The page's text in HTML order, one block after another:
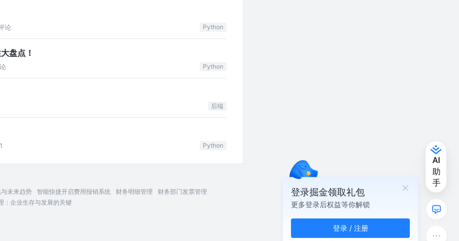
论 Python
盘点！
Python
后端
1 Python
未来趋势 智能快捷开启费用报销系统 财务明细管理
财务部门发票管理
：企业生存与发展的关键
登录掘金领取礼包
更多登录后权益等你解锁
登录 / 注册